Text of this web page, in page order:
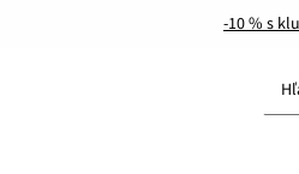
-10 % s